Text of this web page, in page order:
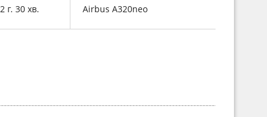
2 г. 30 хв. Airbus A320neo